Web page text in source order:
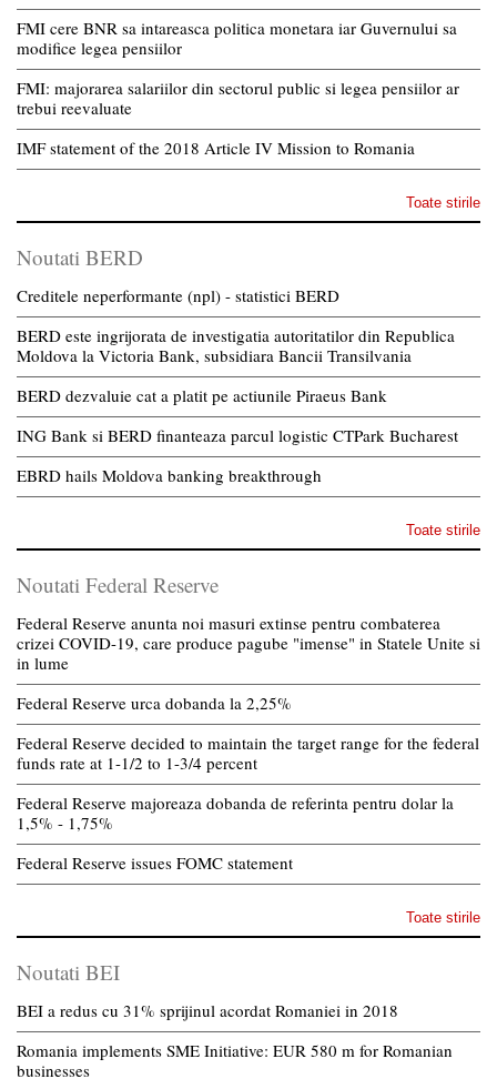
FMI cere BNR sa intareasca politica monetara iar Guvernului sa
modifice legea pensiilor
FMI: majorarea salariilor din sectorul public si legea pensiilor ar
trebui reevaluate
IMF statement of the 2018 Article IV Mission to Romania
Toate stirile
Noutati BERD
Creditele neperformante (npl) - statistici BERD
BERD este ingrijorata de investigatia autoritatilor din Republica
Moldova la Victoria Bank, subsidiara Bancii Transilvania
BERD dezvaluie cat a platit pe actiunile Piraeus Bank
ING Bank si BERD finanteaza parcul logistic CTPark Bucharest
EBRD hails Moldova banking breakthrough
Toate stirile
Noutati Federal Reserve
Federal Reserve anunta noi masuri extinse pentru combaterea
crizei COVID-19, care produce pagube "imense" in Statele Unite si
in lume
Federal Reserve urca dobanda la 2,25%
Federal Reserve decided to maintain the target range for the federal
funds rate at 1-1/2 to 1-3/4 percent
Federal Reserve majoreaza dobanda de referinta pentru dolar la
1,5% - 1,75%
Federal Reserve issues FOMC statement
Toate stirile
Noutati BEI
BEI a redus cu 31% sprijinul acordat Romaniei in 2018
Romania implements SME Initiative: EUR 580 m for Romanian
businesses